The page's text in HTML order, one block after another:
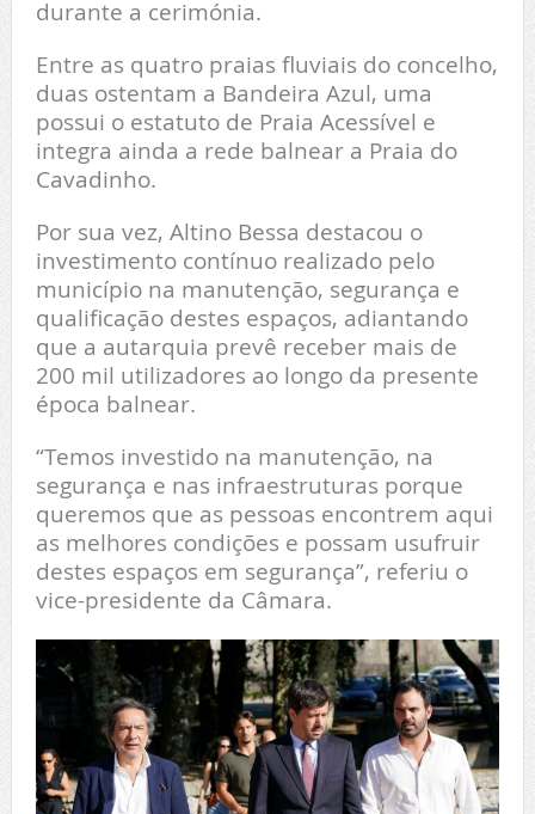
durante a cerimónia.
Entre as quatro praias fluviais do concelho,
duas ostentam a Bandeira Azul, uma
possui o estatuto de Praia Acessível e
integra ainda a rede balnear a Praia do
Cavadinho.
Por sua vez, Altino Bessa destacou o
investimento contínuo realizado pelo
município na manutenção, segurança e
qualificação destes espaços, adiantando
que a autarquia prevê receber mais de
200 mil utilizadores ao longo da presente
época balnear.
“Temos investido na manutenção, na
segurança e nas infraestruturas porque
queremos que as pessoas encontrem aqui
as melhores condições e possam usufruir
destes espaços em segurança”, referiu o
vice-presidente da Câmara.